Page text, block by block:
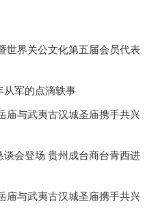
世界关公文化第五届会员代表
军的点滴轶事
庙与武夷古汉城圣庙携手共兴
会登场 贵州成台商台青西进
庙与武夷古汉城圣庙携手共兴